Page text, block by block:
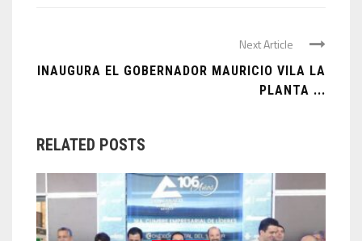
Next Article
INAUGURA EL GOBERNADOR MAURICIO VILA LA
PLANTA ...
RELATED POSTS